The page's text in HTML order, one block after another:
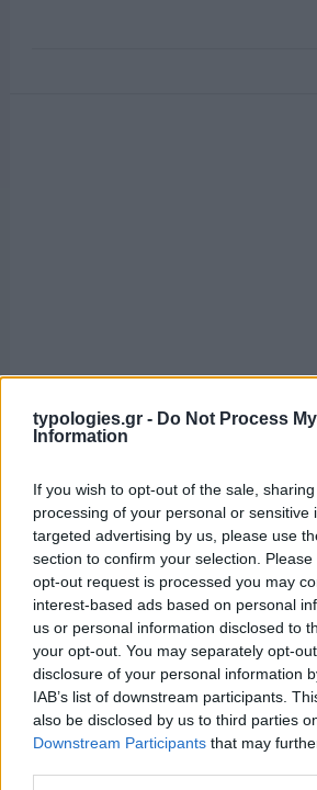
typologies.gr - Do Not Process
Information
If you wish to opt-out of the sale,
processing of your personal or sensitive
targeted advertising by us, please use
section to confirm your selection.
opt-out request is processed you may
interest-based ads based on personal
us or personal information disclosed to
your opt-out. You may separately opt-
disclosure of your personal information
IAB’s list of downstream participants.
also be disclosed by us to third parties
Downstream Participants that may